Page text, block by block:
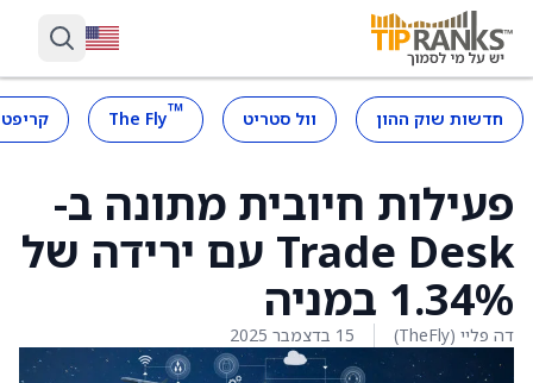
חדשות שוק ההון וול סטריט ™
The Fly
פעילות חיובית מתונה ב-
Trade Desk עם ירידה של
1.34% במניה
דה פליי (TheFly) 15 בדצמבר 2025